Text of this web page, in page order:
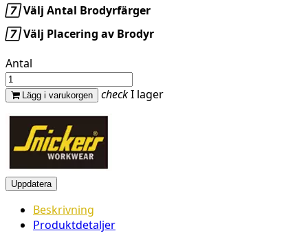
Välj Antal Brodyrfärger
Välj Placering av Brodyr
Antal
Lägg i varukorgen checkI lager
Beskrivning
Produktdetaljer